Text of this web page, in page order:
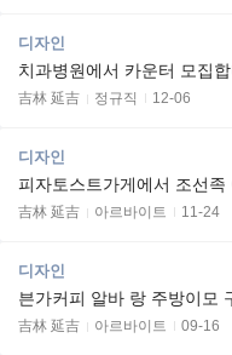
디자인
치과병원에서 카운터 모집
吉林 延吉 정규직 12-06
디자인
피자토스트가게에서 조선족
吉林 延吉 아르바이트 11-24
디자인
븐가커피 알바 랑 주방이모
吉林 延吉 아르바이트 09-16